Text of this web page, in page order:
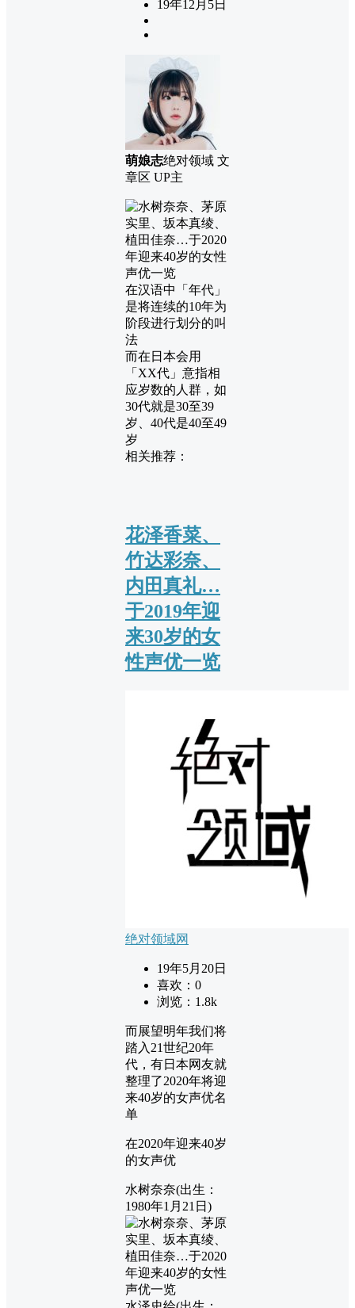
19年12月5日
萌娘志绝对领域 文
章区 UP主
在汉语中「年代」
是将连续的10年为
阶段进行划分的叫
法
而在日本会用
「XX代」意指相
应岁数的人群，如
30代就是30至39
岁、40代是40至49
岁
相关推荐：
花泽香菜、
竹达彩奈、
内田真礼…
于2019年迎
来30岁的女
性声优一览
绝对领域网
19年5月20日
喜欢： 0
浏览： 1.8k
而展望明年我们将
踏入21世纪20年
代，有日本网友就
整理了2020年将迎
来40岁的女声优名
单
在2020年迎来40岁
的女声优
水树奈奈(出生：
1980年1月21日)